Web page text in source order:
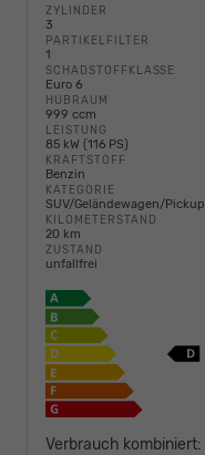
ZYLINDER
3
PARTIKELFILTER
1
SCHADSTOFFKLASSE
Euro 6
HUBRAUM
999 ccm
LEISTUNG
85 kW (116 PS)
KRAFTSTOFF
Benzin
KATEGORIE
SUV/Geländewagen/Pickup
KILOMETERSTAND
20 km
ZUSTAND
unfallfrei
Verbrauch kombiniert: